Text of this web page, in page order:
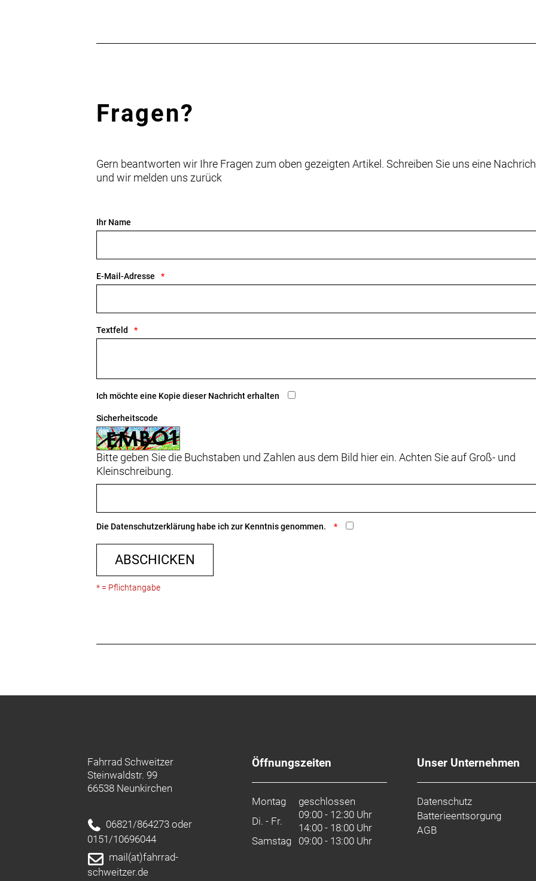
Fragen?
Gern beantworten wir Ihre Fragen zum oben gezeigten Artikel. Schreiben Sie uns eine
und wir melden uns zurück
Ihr Name
E-Mail-Adresse
Textfeld
Ich möchte eine Kopie dieser Nachricht erhalten
Sicherheitscode
Bitte geben Sie die Buchstaben und Zahlen aus dem Bild hier ein. Achten Sie auf Groß- und
Kleinschreibung.
Die Datenschutzerklärung habe ich zur Kenntnis genommen.
ABSCHICKEN
* = Pflichtangabe
Fahrrad Schweitzer
Steinwaldstr. 99
66538 Neunkirchen
06821/864273 oder
0151/10696044
mail(at)fahrrad-
schweitzer.de
Öffnungszeiten
Montag
geschlossen
Di. - Fr.
09:00 - 12:30 Uhr
14:00 - 18:00 Uhr
Samstag 09:00 - 13:00 Uhr
Unser Unternehmen
Datenschutz
Batterieentsorgung
AGB